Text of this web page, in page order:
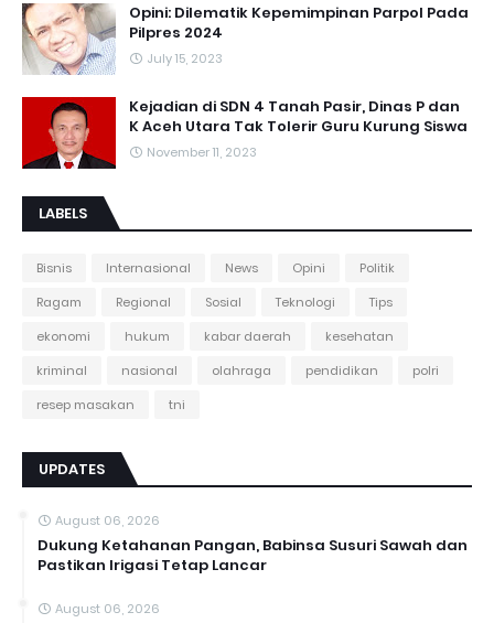
Opini: Dilematik Kepemimpinan Parpol Pada
Pilpres 2024
July 15, 2023
Kejadian di SDN 4 Tanah Pasir, Dinas P dan
K Aceh Utara Tak Tolerir Guru Kurung Siswa
November 11, 2023
LABELS
Bisnis Internasional News Opini
Politik
Ragam
Regional Sosial Teknologi
Tips
ekonomi
hukum kabar daerah
kesehatan
kriminal
nasional olahraga pendidikan
polri
resep masakan
tni
UPDATES
August 06, 2026
Dukung Ketahanan Pangan, Babinsa Susuri Sawah dan
Pastikan Irigasi Tetap Lancar
August 06, 2026